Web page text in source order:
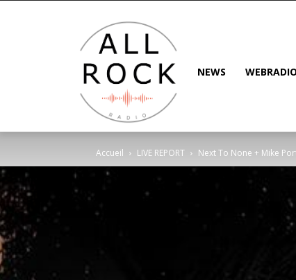
NEWS WEBRADIO
Accueil LIVE REPORT Next To None + Mike